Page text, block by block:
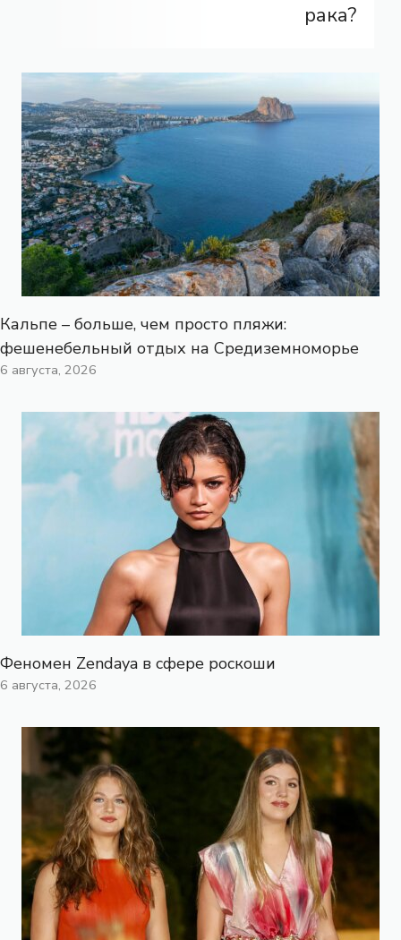
рака?
Кальпе – больше, чем просто пляжи:
фешенебельный отдых на Средиземноморье
6 августа, 2026
Феномен Zendaya в сфере роскоши
6 августа, 2026